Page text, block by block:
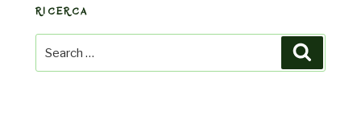
RICERCA
Search
for: